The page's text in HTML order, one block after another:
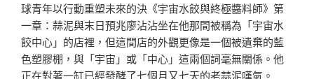
球青年以行動重塑未來的決《宇宙水餃與終極醬料師》第
一章：蒜泥與末日預兆廖沾沾坐在他那間被稱為「宇宙水
餃中心」的店裡，但這間店的外觀更像是一個被遺棄的藍
色塑膠棚，與「宇宙」或「中心」這兩個詞毫無關係。他
正在對著一缸已經發酵了七個月又七天的老蒜泥嘆氣。